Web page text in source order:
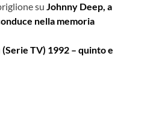
su Johnny Deep, a
nella memoria
(Serie TV) 1992 – quinto e